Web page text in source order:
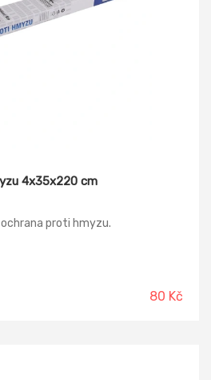
4x35x220 cm
proti hmyzu.
80 Kč